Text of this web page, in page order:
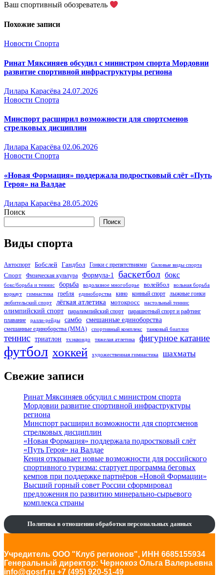
Ваш спортивный обозреватель
Похожие записи
Новости Спорта
Ринат Мяксиняев обсудил с министром спорта Мордовии
развитие спортивной инфраструктуры региона
Дилара Карасёва 24.07.2026
Новости Спорта
Минспорт расширил возможности для спортсменов
стрелковых дисциплин
Дилара Карасёва 02.06.2026
Новости Спорта
«Новая Формация» поддержала подростковый слёт «Путь
Героя» на Валдае
Дилара Карасёва 28.05.2026
Поиск
Поиск
Виды спорта
Автоспорт Бобслей Гандбол Гонки с препятствиями Силовые виды спорта
Спорт Физическая культура Формула-1 баскетбол бокс
бокс/борьба и теннис борьба водолазное многоборье волейбол
вольная борьба
воркаут
гимнастика гребля единоборства кино конный спорт лыжные гонки
любительский спорт лёгкая атлетика мотокросс настольный теннис
олимпийский спорт паралимпийский спорт
парашютный спорт и рафтинг
плавание
ралли-рейды самбо смешанные единоборства
смешанные единоборства (ММА) спортивный комплекс танковый биатлон
теннис триатлон тхэквондо тяжелая атлетика фигурное катание
футбол хоккей художественная гимнастика шахматы
Свежие записи
Ринат Мяксиняев обсудил с министром спорта
Мордовии развитие спортивной инфраструктуры
региона
Минспорт расширил возможности для спортсменов
стрелковых дисциплин
«Новая Формация» поддержала подростковый слёт
«Путь Героя» на Валдае
Кения открывает новые возможности для российского
спортивного туризма: стартует программа беговых
кемпов при поддержке партнёров «Новой Формации»
Высший горный совет России сформировал
предложения по развитию минерально-сырьевого
комплекса страны
Политика в отношении обработки персональных данных
Учредитель ООО "Клуб регионов", ИНН 6685155934
Генеральный директор: Чернокоз Ольга Валерьевна
info@gosrf.ru +7 (495) 920-51-49